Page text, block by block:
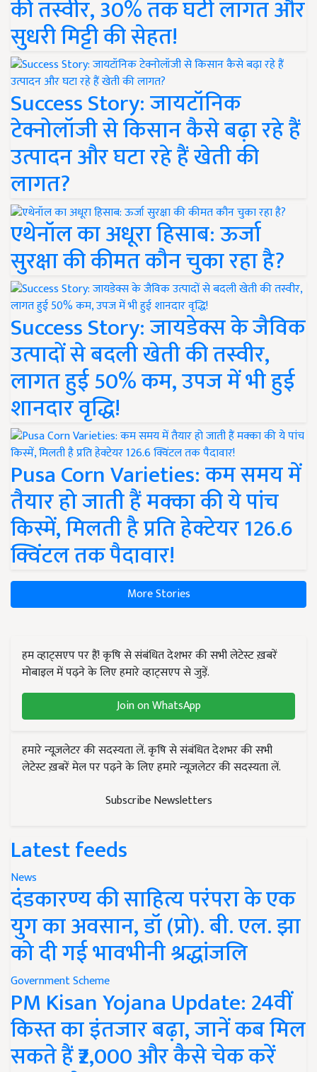
की तस्वीर, 30% तक घटी लागत और
सुधरी मिट्टी की सेहत!
Success Story: जायटॉनिक
टेक्नोलॉजी से किसान कैसे बढ़ा रहे हैं
उत्पादन और घटा रहे हैं खेती की
लागत?
एथेनॉल का अधूरा हिसाब: ऊर्जा
सुरक्षा की कीमत कौन चुका रहा है?
Success Story: जायडेक्स के जैविक
उत्पादों से बदली खेती की तस्वीर,
लागत हुई 50% कम, उपज में भी हुई
शानदार वृद्धि!
Pusa Corn Varieties: कम समय में
तैयार हो जाती हैं मक्का की ये पांच
किस्में, मिलती है प्रति हेक्टेयर 126.6
क्विंटल तक पैदावार!
More Stories
हम व्हाट्सएप पर हैं! कृषि से संबंधित देशभर की सभी लेटेस्ट ख़बरें
मोबाइल में पढ़ने के लिए हमारे व्हाट्सएप से जुड़ें.
Join on WhatsApp
हमारे न्यूज़लेटर की सदस्यता लें. कृषि से संबंधित देशभर की सभी
लेटेस्ट ख़बरें मेल पर पढ़ने के लिए हमारे न्यूज़लेटर की सदस्यता लें.
Subscribe Newsletters
Latest feeds
News
दंडकारण्य की साहित्य परंपरा के एक
युग का अवसान, डॉ (प्रो). बी. एल. झा
को दी गई भावभीनी श्रद्धांजलि
Government Scheme
PM Kisan Yojana Update: 24वीं
किस्त का इंतजार बढ़ा, जानें कब मिल
सकते हैं ₹2,000 और कैसे चेक करें